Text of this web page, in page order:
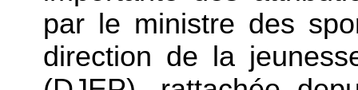
par le ministre des
direction de la